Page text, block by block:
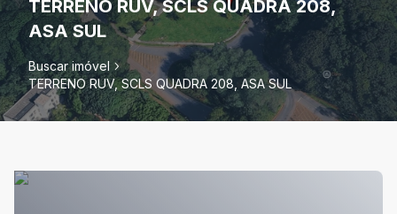
TERRENO RUV, SCLS QUADRA 208,
ASA SUL
Buscar imóvel
TERRENO RUV, SCLS QUADRA 208, ASA SUL